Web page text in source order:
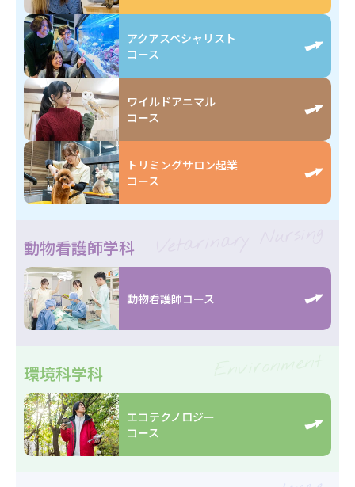
アクアスペシャリスト
コース
ワイルドアニマル
コース
トリミングサロン起業
コース
動物看護師学科
動物看護師コース
環境科学科
エコテクノロジー
コース